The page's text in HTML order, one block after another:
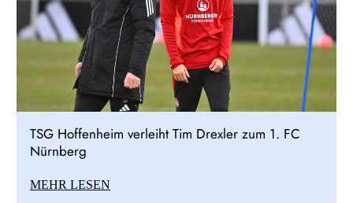
TSG Hoffenheim verleiht Tim Drexler zum 1. FC
Nürnberg
MEHR LESEN